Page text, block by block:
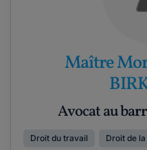
Maître
Avocat au
Droit du travail Droit de